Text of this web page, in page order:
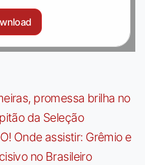
promessa brilha no
da Seleção
Onde assistir: Grêmio e
no Brasileiro